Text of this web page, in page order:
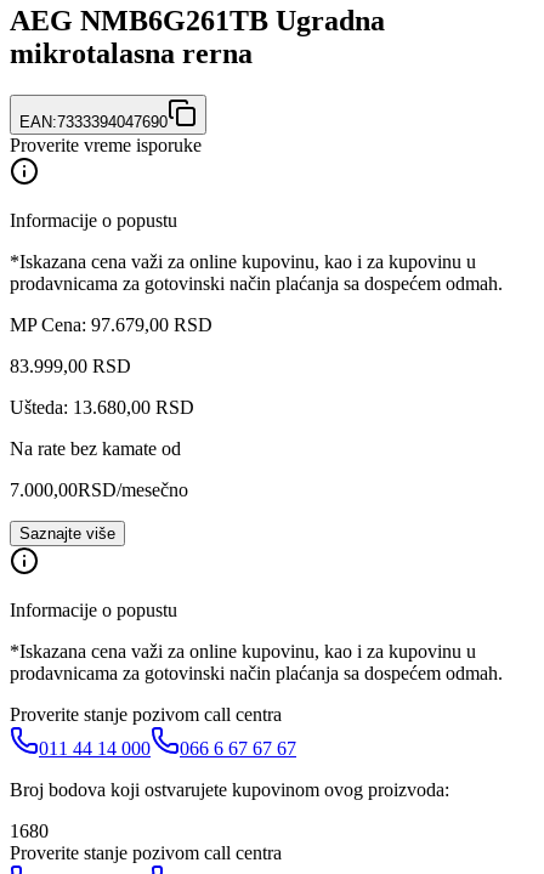
AEG NMB6G261TB Ugradna
mikrotalasna rerna
EAN:7333394047690
Proverite vreme isporuke
Informacije o popustu
*Iskazana cena važi za online kupovinu, kao i za kupovinu u
prodavnicama za gotovinski način plaćanja sa dospećem odmah.
MP Cena: 97.679,00 RSD
83.999,00 RSD
Ušteda: 13.680,00 RSD
Na rate bez kamate od
7.000,00RSD/mesečno
Saznajte više
Informacije o popustu
*Iskazana cena važi za online kupovinu, kao i za kupovinu u
prodavnicama za gotovinski način plaćanja sa dospećem odmah.
Proverite stanje pozivom call centra
011 44 14 000
066 6 67 67 67
Broj bodova koji ostvarujete kupovinom ovog proizvoda:
1680
Proverite stanje pozivom call centra